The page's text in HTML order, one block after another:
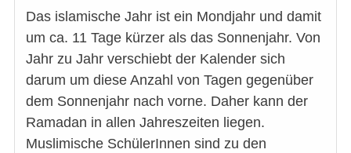
Das islamische Jahr ist ein Mondjahr und damit
um ca. 11 Tage kürzer als das Sonnenjahr. Von
Jahr zu Jahr verschiebt der Kalender sich
darum um diese Anzahl von Tagen gegenüber
dem Sonnenjahr nach vorne. Daher kann der
Ramadan in allen Jahreszeiten liegen.
Muslimische SchülerInnen sind zu den